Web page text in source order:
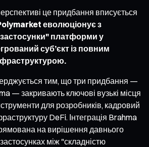
це придбання вписується
еволюціонує з
платформи у
суб’єкт із повним
тим, що три придбання —
— закривають ключові вузькі місця
для розробників, кадровий
DeFi. Інтеграція Brahma
на вирішення давнього
між "складністю